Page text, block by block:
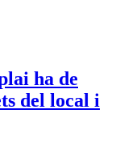
i molt més
als nostres